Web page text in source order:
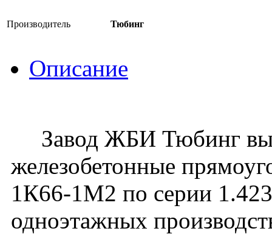
Производитель Тюбинг
Описание
Завод ЖБИ Тюбинг
железобетонные
1К66-1М2 по серии
одноэтажных